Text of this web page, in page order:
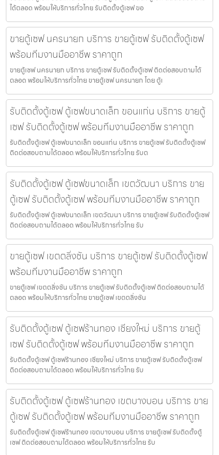
ได้ตลอด พร้อมให้บริการทั่วไทย รับติดตั้งตู้เซฟ ขอ
ขายตู้เซฟ นครนายก บริการ ขายตู้เซฟ รับติดตั้งตู้เซฟ
พร้อมทีมงานมืออาชีพ ราคาถูก
ขายตู้เซฟ นครนายก บริการ ขายตู้เซฟ รับติดตั้งตู้เซฟ ติดต่อสอบถามได้
ตลอด พร้อมให้บริการทั่วไทย ขายตู้เซฟ นครนายก โดย ตู้เ
รับติดตั้งตู้เซฟ ตู้เซฟขนาดเล็ก ขอนแก่น บริการ ขายตู้
เซฟ รับติดตั้งตู้เซฟ พร้อมทีมงานมืออาชีพ ราคาถูก
รับติดตั้งตู้เซฟ ตู้เซฟขนาดเล็ก ขอนแก่น บริการ ขายตู้เซฟ รับติดตั้งตู้เซฟ
ติดต่อสอบถามได้ตลอด พร้อมให้บริการทั่วไทย รับต
รับติดตั้งตู้เซฟ ตู้เซฟขนาดเล็ก เขตวัฒนา บริการ ขาย
ตู้เซฟ รับติดตั้งตู้เซฟ พร้อมทีมงานมืออาชีพ ราคาถูก
รับติดตั้งตู้เซฟ ตู้เซฟขนาดเล็ก เขตวัฒนา บริการ ขายตู้เซฟ รับติดตั้งตู้เซฟ
ติดต่อสอบถามได้ตลอด พร้อมให้บริการทั่วไทย รับ
ขายตู้เซฟ เขตตลิ่งชัน บริการ ขายตู้เซฟ รับติดตั้งตู้เซฟ
พร้อมทีมงานมืออาชีพ ราคาถูก
ขายตู้เซฟ เขตตลิ่งชัน บริการ ขายตู้เซฟ รับติดตั้งตู้เซฟ ติดต่อสอบถามได้
ตลอด พร้อมให้บริการทั่วไทย ขายตู้เซฟ เขตตลิ่งชัน
รับติดตั้งตู้เซฟ ตู้เซฟร้านทอง เชียงใหม่ บริการ ขายตู้
เซฟ รับติดตั้งตู้เซฟ พร้อมทีมงานมืออาชีพ ราคาถูก
รับติดตั้งตู้เซฟ ตู้เซฟร้านทอง เชียงใหม่ บริการ ขายตู้เซฟ รับติดตั้งตู้เซฟ
ติดต่อสอบถามได้ตลอด พร้อมให้บริการทั่วไทย รับ
รับติดตั้งตู้เซฟ ตู้เซฟร้านทอง เขตบางบอน บริการ ขาย
ตู้เซฟ รับติดตั้งตู้เซฟ พร้อมทีมงานมืออาชีพ ราคาถูก
รับติดตั้งตู้เซฟ ตู้เซฟร้านทอง เขตบางบอน บริการ ขายตู้เซฟ รับติดตั้งตู้
เซฟ ติดต่อสอบถามได้ตลอด พร้อมให้บริการทั่วไทย รับ